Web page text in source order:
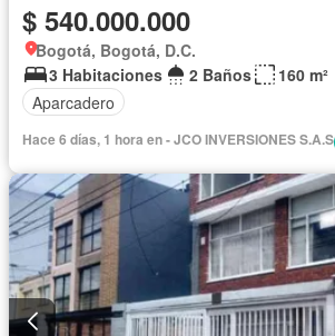
$ 540.000.000
Bogotá, Bogotá, D.C.
3 Habitaciones
2 Baños
160 m²
Aparcadero
Hace 6 días, 1 hora en - JCO INVERSIONES S.A.S